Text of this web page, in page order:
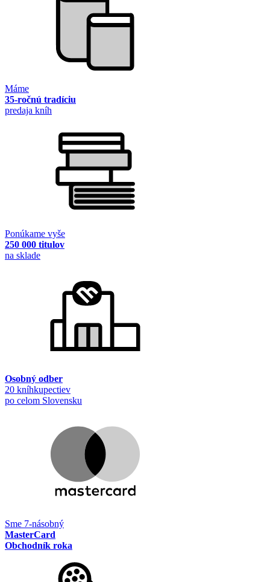
Máme
35-ročnú tradíciu
predaja kníh
Ponúkame vyše
250 000 titulov
na sklade
Osobný odber
20 kníhkupectiev
po celom Slovensku
Sme 7-násobný
MasterCard
Obchodník roka